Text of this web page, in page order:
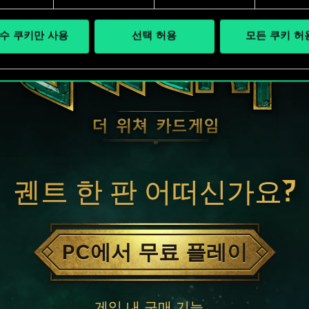
쿠키만 사용 선택 허용 모든 쿠키 허
궨트 한 판 어떠신가요?
PC에서 무료 플레이